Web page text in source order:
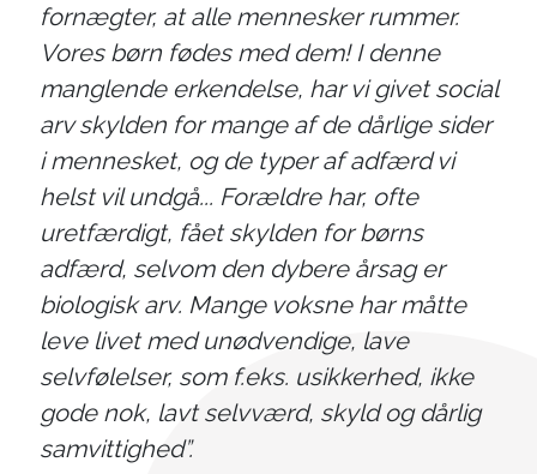
fornægter, at alle mennesker rummer.
Vores børn fødes med dem! I denne
manglende erkendelse, har vi givet social
arv skylden for mange af de dårlige sider
i mennesket, og de typer af adfærd vi
helst vil undgå... Forældre har, ofte
uretfærdigt, fået skylden for børns
adfærd, selvom den dybere årsag er
biologisk arv. Mange voksne har måtte
leve livet med unødvendige, lave
selvfølelser, som f.eks. usikkerhed, ikke
gode nok, lavt selvværd, skyld og dårlig
samvittighed”.